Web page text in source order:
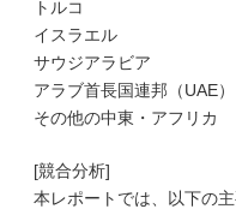
トルコ
イスラエル
サウジアラビア
アラブ首長国連邦（UAE）
その他の中東・アフリカ
[競合分析]
本レポートでは、以下の